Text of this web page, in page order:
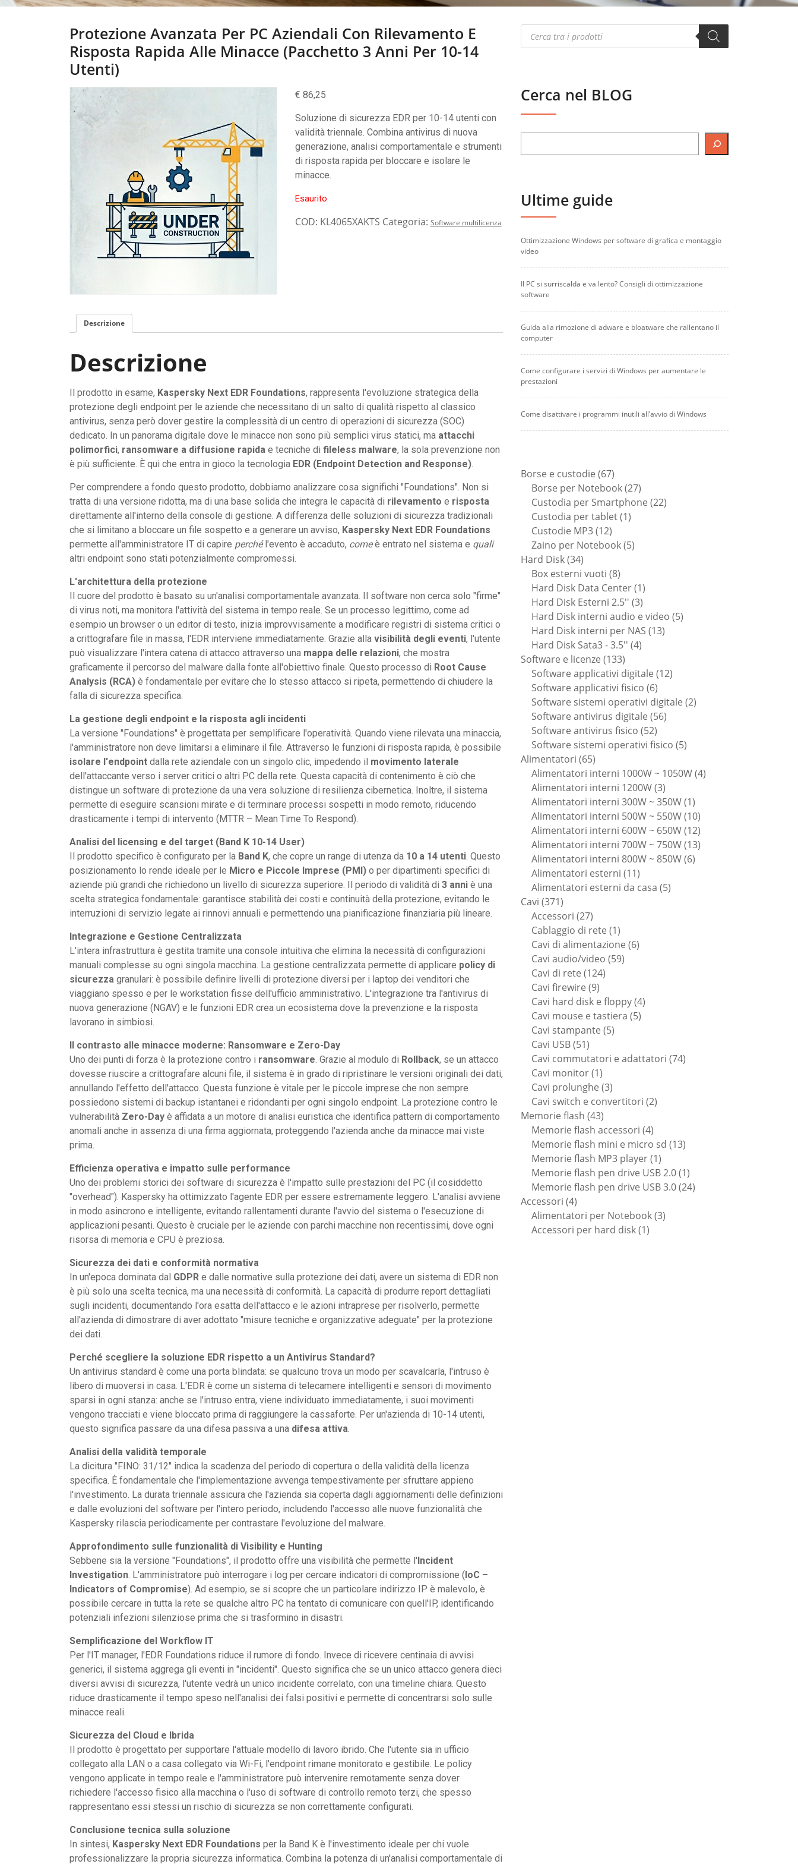
Protezione Avanzata Per PC Aziendali Con Rilevamento E
Risposta Rapida Alle Minacce (Pacchetto 3 Anni Per 10-14
Utenti)
€ 86,25
Soluzione di sicurezza EDR per 10-14 utenti con
validità triennale. Combina antivirus di nuova
generazione, analisi comportamentale e strumenti
di risposta rapida per bloccare e isolare le
minacce.
Esaurito
COD: KL4065XAKTS Categoria: Software multilicenza
Descrizione
Descrizione
Il prodotto in esame, Kaspersky Next EDR Foundations, rappresenta l'evoluzione strategica della
protezione degli endpoint per le aziende che necessitano di un salto di qualità rispetto al classico
antivirus, senza però dover gestire la complessità di un centro di operazioni di sicurezza (SOC)
dedicato. In un panorama digitale dove le minacce non sono più semplici virus statici, ma attacchi
polimorfici, ransomware a diffusione rapida e tecniche di fileless malware, la sola prevenzione non
è più sufficiente. È qui che entra in gioco la tecnologia EDR (Endpoint Detection and Response).
Per comprendere a fondo questo prodotto, dobbiamo analizzare cosa significhi "Foundations". Non si
tratta di una versione ridotta, ma di una base solida che integra le capacità di rilevamento e risposta
direttamente all'interno della console di gestione. A differenza delle soluzioni di sicurezza tradizionali
che si limitano a bloccare un file sospetto e a generare un avviso, Kaspersky Next EDR Foundations
permette all'amministratore IT di capire perchél'evento è accaduto, comeè entrato nel sistema e quali
altri endpoint sono stati potenzialmente compromessi.
L'architettura della protezione
Il cuore del prodotto è basato su un'analisi comportamentale avanzata. Il software non cerca solo "firme"
di virus noti, ma monitora l'attività del sistema in tempo reale. Se un processo legittimo, come ad
esempio un browser o un editor di testo, inizia improvvisamente a modificare registri di sistema critici o
a crittografare file in massa, l'EDR interviene immediatamente. Grazie alla visibilità degli eventi, l'utente
può visualizzare l'intera catena di attacco attraverso una mappa delle relazioni, che mostra
graficamente il percorso del malware dalla fonte all'obiettivo finale. Questo processo di Root Cause
Analysis (RCA) è fondamentale per evitare che lo stesso attacco si ripeta, permettendo di chiudere la
falla di sicurezza specifica.
La gestione degli endpoint e la risposta agli incidenti
La versione "Foundations" è progettata per semplificare l'operatività. Quando viene rilevata una minaccia,
l'amministratore non deve limitarsi a eliminare il file. Attraverso le funzioni di risposta rapida, è possibile
isolare l'endpoint dalla rete aziendale con un singolo clic, impedendo il movimento laterale
dell'attaccante verso i server critici o altri PC della rete. Questa capacità di contenimento è ciò che
distingue un software di protezione da una vera soluzione di resilienza cibernetica. Inoltre, il sistema
permette di eseguire scansioni mirate e di terminare processi sospetti in modo remoto, riducendo
drasticamente i tempi di intervento (MTTR – Mean Time To Respond).
Analisi del licensing e del target (Band K 10-14 User)
Il prodotto specifico è configurato per la Band K, che copre un range di utenza da 10 a 14 utenti. Questo
posizionamento lo rende ideale per le Micro e Piccole Imprese (PMI) o per dipartimenti specifici di
aziende più grandi che richiedono un livello di sicurezza superiore. Il periodo di validità di 3 anni è una
scelta strategica fondamentale: garantisce stabilità dei costi e continuità della protezione, evitando le
interruzioni di servizio legate ai rinnovi annuali e permettendo una pianificazione finanziaria più lineare.
Integrazione e Gestione Centralizzata
L'intera infrastruttura è gestita tramite una console intuitiva che elimina la necessità di configurazioni
manuali complesse su ogni singola macchina. La gestione centralizzata permette di applicare policy di
sicurezza granulari: è possibile definire livelli di protezione diversi per i laptop dei venditori che
viaggiano spesso e per le workstation fisse dell'ufficio amministrativo. L'integrazione tra l'antivirus di
nuova generazione (NGAV) e le funzioni EDR crea un ecosistema dove la prevenzione e la risposta
lavorano in simbiosi.
Il contrasto alle minacce moderne: Ransomware e Zero-Day
Uno dei punti di forza è la protezione contro i ransomware. Grazie al modulo di Rollback, se un attacco
dovesse riuscire a crittografare alcuni file, il sistema è in grado di ripristinare le versioni originali dei dati,
annullando l'effetto dell'attacco. Questa funzione è vitale per le piccole imprese che non sempre
possiedono sistemi di backup istantanei e ridondanti per ogni singolo endpoint. La protezione contro le
vulnerabilità Zero-Day è affidata a un motore di analisi euristica che identifica pattern di comportamento
anomali anche in assenza di una firma aggiornata, proteggendo l'azienda anche da minacce mai viste
prima.
Efficienza operativa e impatto sulle performance
Uno dei problemi storici dei software di sicurezza è l'impatto sulle prestazioni del PC (il cosiddetto
"overhead"). Kaspersky ha ottimizzato l'agente EDR per essere estremamente leggero. L'analisi avviene
in modo asincrono e intelligente, evitando rallentamenti durante l'avvio del sistema o l'esecuzione di
applicazioni pesanti. Questo è cruciale per le aziende con parchi macchine non recentissimi, dove ogni
risorsa di memoria e CPU è preziosa.
Sicurezza dei dati e conformità normativa
In un'epoca dominata dal GDPR e dalle normative sulla protezione dei dati, avere un sistema di EDR non
è più solo una scelta tecnica, ma una necessità di conformità. La capacità di produrre report dettagliati
sugli incidenti, documentando l'ora esatta dell'attacco e le azioni intraprese per risolverlo, permette
all'azienda di dimostrare di aver adottato "misure tecniche e organizzative adeguate" per la protezione
dei dati.
Perché scegliere la soluzione EDR rispetto a un Antivirus Standard?
Un antivirus standard è come una porta blindata: se qualcuno trova un modo per scavalcarla, l'intruso è
libero di muoversi in casa. L'EDR è come un sistema di telecamere intelligenti e sensori di movimento
sparsi in ogni stanza: anche se l'intruso entra, viene individuato immediatamente, i suoi movimenti
vengono tracciati e viene bloccato prima di raggiungere la cassaforte. Per un'azienda di 10-14 utenti,
questo significa passare da una difesa passiva a una difesa attiva.
Analisi della validità temporale
La dicitura "FINO: 31/12" indica la scadenza del periodo di copertura o della validità della licenza
specifica. È fondamentale che l'implementazione avvenga tempestivamente per sfruttare appieno
l'investimento. La durata triennale assicura che l'azienda sia coperta dagli aggiornamenti delle definizioni
e dalle evoluzioni del software per l'intero periodo, includendo l'accesso alle nuove funzionalità che
Kaspersky rilascia periodicamente per contrastare l'evoluzione del malware.
Approfondimento sulle funzionalità di Visibility e Hunting
Sebbene sia la versione "Foundations", il prodotto offre una visibilità che permette l' Incident
Investigation. L'amministratore può interrogare i log per cercare indicatori di compromissione ( IoC –
Indicators of Compromise). Ad esempio, se si scopre che un particolare indirizzo IP è malevolo, è
possibile cercare in tutta la rete se qualche altro PC ha tentato di comunicare con quell'IP, identificando
potenziali infezioni silenziose prima che si trasformino in disastri.
Semplificazione del Workflow IT
Per l'IT manager, l'EDR Foundations riduce il rumore di fondo. Invece di ricevere centinaia di avvisi
generici, il sistema aggrega gli eventi in "incidenti". Questo significa che se un unico attacco genera dieci
diversi avvisi di sicurezza, l'utente vedrà un unico incidente correlato, con una timeline chiara. Questo
riduce drasticamente il tempo speso nell'analisi dei falsi positivi e permette di concentrarsi solo sulle
minacce reali.
Sicurezza del Cloud e Ibrida
Il prodotto è progettato per supportare l'attuale modello di lavoro ibrido. Che l'utente sia in ufficio
collegato alla LAN o a casa collegato via Wi-Fi, l'endpoint rimane monitorato e gestibile. Le policy
vengono applicate in tempo reale e l'amministratore può intervenire remotamente senza dover
richiedere l'accesso fisico alla macchina o l'uso di software di controllo remoto terzi, che spesso
rappresentano essi stessi un rischio di sicurezza se non correttamente configurati.
Conclusione tecnica sulla soluzione
In sintesi, Kaspersky Next EDR Foundations per la Band K è l'investimento ideale per chi vuole
professionalizzare la propria sicurezza informatica. Combina la potenza di un'analisi comportamentale di
Products
search
Cerca nel BLOG
Ultime guide
Ottimizzazione Windows per software di grafica e montaggio
video
Il PC si surriscalda e va lento? Consigli di ottimizzazione
software
Guida alla rimozione di adware e bloatware che rallentano il
computer
Come configurare i servizi di Windows per aumentare le
prestazioni
Come disattivare i programmi inutili all’avvio di Windows
Borse e custodie 6767
prodotti
Borse per Notebook 2727
prodotti
Custodia per Smartphone 2222
Custodia per tablet 11
Custodie MP3 1212
prodotti
Zaino per Notebook 55
Hard Disk 3434
prodotti
Box esterni vuoti 88
prodotti
Hard Disk Data Center 11
prodotto
Hard Disk Esterni 2.5'' 33
prodotti
Hard Disk interni audio e video 55
Hard Disk interni per NAS 1313
Hard Disk Sata3 - 3.5'' 44
Software e licenze 133133
prodotti
Software applicativi digitale 1212
Software applicativi fisico 66
prodotti
Software sistemi operativi digitale 22
Software antivirus digitale 5656
Software antivirus fisico 5252
prodotti
Software sistemi operativi fisico 55
Alimentatori 6565
prodotti
Alimentatori interni 1000W ~ 1050W 44
Alimentatori interni 1200W 33
prodotti
Alimentatori interni 300W ~ 350W 11
prodotto
Alimentatori interni 500W ~ 550W 1010
prodotti
Alimentatori interni 600W ~ 650W 1212
prodotti
Alimentatori interni 700W ~ 750W 1313
Alimentatori interni 800W ~ 850W 66
Alimentatori esterni 1111
prodotti
Alimentatori esterni da casa 55
Cavi 371371
prodotti
Accessori 2727
prodotti
Cablaggio di rete 11
prodotto
Cavi di alimentazione 66
Cavi audio/video 5959
Cavi di rete 124124
Cavi firewire 99
prodotti
Cavi hard disk e floppy 44
Cavi mouse e tastiera 55
Cavi stampante 55
Cavi USB 5151
prodotti
Cavi commutatori e adattatori 7474
Cavi monitor 11
prodotto
Cavi prolunghe 33
prodotti
Cavi switch e convertitori 22
Memorie flash 4343
prodotti
Memorie flash accessori 44
prodotti
Memorie flash mini e micro sd 1313
Memorie flash MP3 player 11
prodotto
Memorie flash pen drive USB 2.0 11
prodotto
Memorie flash pen drive USB 3.0 2424
Accessori 44
prodotti
Alimentatori per Notebook 33
Accessori per hard disk 11